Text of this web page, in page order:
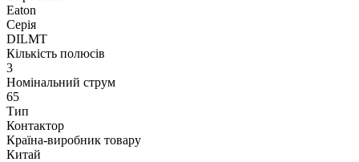
Eaton
Серія
DILMT
Кількість полюсів
3
Номінальний струм
65
Тип
Контактор
Країна-виробник товару
Китай